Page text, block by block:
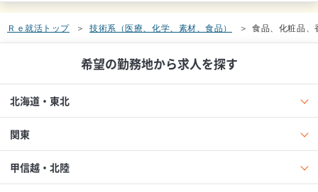
Ｒｅ就活トップ 技術系（医療、化学、素材、食品） 食品、化粧品、
希望の勤務地から求人を探す
北海道・東北
関東
甲信越・北陸